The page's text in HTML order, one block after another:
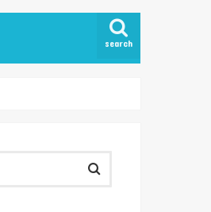
search